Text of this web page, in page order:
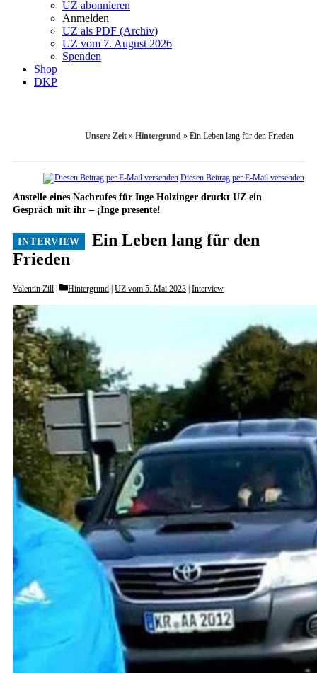
UZ abonnieren
Anmelden
UZ als PDF (Archiv)
UZ vom 7. August 2026
Spenden
Shop
DKP
Unsere Zeit » Hintergrund » Ein Leben lang für den Frieden
Diesen Beitrag per E-Mail versenden
Anstelle eines Nachrufes für Inge Holzinger druckt UZ ein
Gespräch mit ihr – ¡Inge presente!
Ein Leben lang für den
Frieden
Valentin Zill Categories
Hintergrund UZ vom 5. Mai 2023 Interview